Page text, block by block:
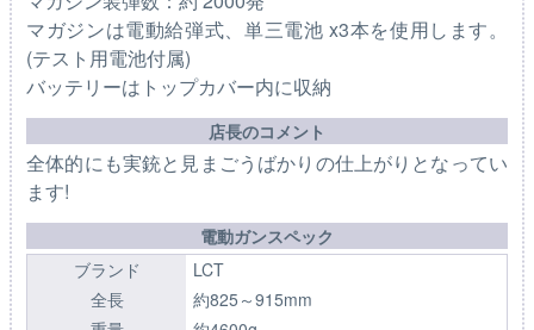
マガジンは電動給弾式、単三電池 x3本を使用します。
(テスト用電池付属)
バッテリーはトップカバー内に収納
店長のコメント
全体的にも実銃と見まごうばかりの仕上がりとなってい
ます!
電動ガンスペック
ブランド
LCT
全長
約825～915mm